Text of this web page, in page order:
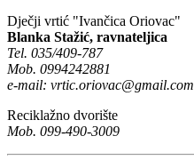
Dječji vrtić "Ivančica Oriovac"
Blanka Stažić, ravnateljica
Tel. 035/409-787
Mob. 0994242881
e-mail: vrtic.oriovac@gmail.com
Reciklažno dvorište
Mob. 099-490-3009